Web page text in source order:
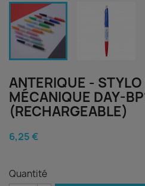
ANTERIQUE - STYLO
MÉCANIQUE DAY-
(RECHARGEABLE)
6,25 €
Quantité